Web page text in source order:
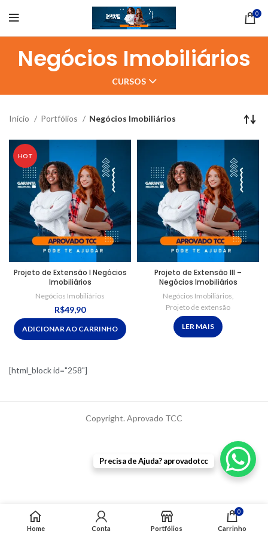
0
Negócios Imobiliários
CURSOS
Início Portfólios Negócios Imobiliários
HOT
Projeto de Extensão I Negócios
Imobiliários
Negócios Imobiliários
R$49,90
ADICIONAR AO CARRINHO
Projeto de Extensão III –
Negócios Imobiliários
Negócios Imobiliários,
Projeto de extensão
LER MAIS
[html_block id="258"]
Copyright. Aprovado TCC
Precisa de Ajuda? aprovadotcc
Home Conta Portfólios
0
Carrinho